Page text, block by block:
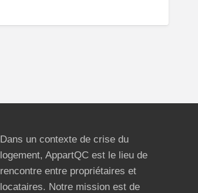
Dans un contexte de crise du
logement, AppartQC est le lieu de
rencontre entre propriétaires et
locataires. Notre mission est de